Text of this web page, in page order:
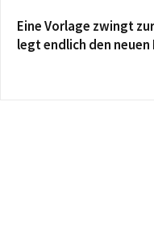
Eine Vorlage zwingt
legt endlich den